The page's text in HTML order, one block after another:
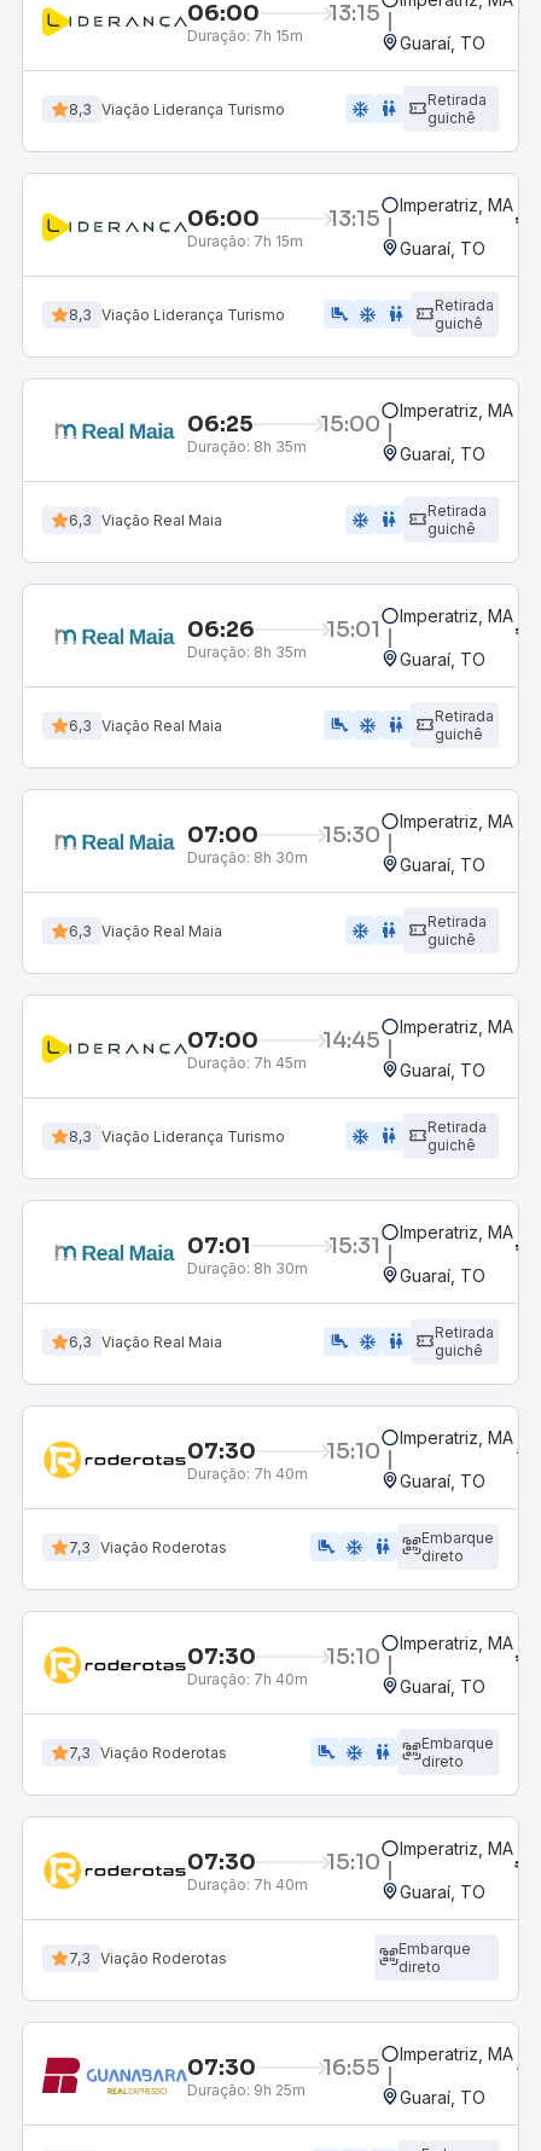
06:00 13:15
Duração: 7h 15m Guaraí, TO
8,3 Viação Liderança Turismo ac_unit wc
Retirada
guichê
06:00 13:15
Duração: 7h 15m
Imperatriz, MA
Guaraí, TO
8,3 Viação Liderança Turismo airline_seat_legroom_extra ac_unit wc
Retirada
guichê
06:25 15:00
Duração: 8h 35m
Imperatriz, MA
Guaraí, TO
6,3 Viação Real Maia ac_unit wc
Retirada
guichê
06:26 15:01
Duração: 8h 35m
Imperatriz, MA
Guaraí, TO
6,3 Viação Real Maia airline_seat_legroom_extra ac_unit wc
Retirada
guichê
07:00 15:30
Duração: 8h 30m
Imperatriz, MA
Guaraí, TO
6,3 Viação Real Maia ac_unit wc
Retirada
guichê
07:00 14:45
Duração: 7h 45m
Imperatriz, MA
Guaraí, TO
8,3 Viação Liderança Turismo ac_unit wc
Retirada
guichê
07:01 15:31
Duração: 8h 30m
Imperatriz, MA
Guaraí, TO
6,3 Viação Real Maia airline_seat_legroom_extra ac_unit wc
Retirada
guichê
07:30 15:10
Duração: 7h 40m
Imperatriz, MA
Guaraí, TO
7,3 Viação Roderotas airline_seat_legroom_extra ac_unit WC
Embarque
direto
07:30 15:10
Duração: 7h 40m
Imperatriz, MA
Guaraí, TO
7,3 Viação Roderotas airline_seat_legroom_extra ac_unit wc
Embarque
direto
07:30 15:10
Duração: 7h 40m
Imperatriz, MA
Guaraí, TO
7,3 Viação Roderotas
Embarque
direto
07:30 16:55
Duração: 9h 25m
Imperatriz, MA
Guaraí, TO